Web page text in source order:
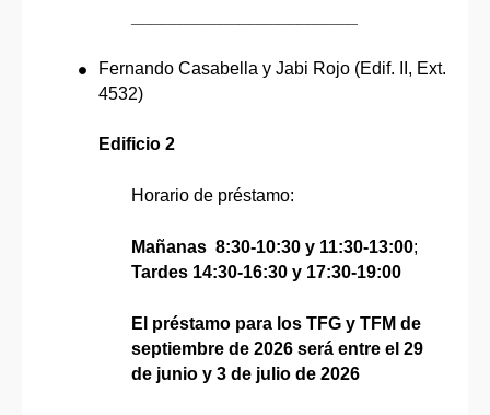
Fernando Casabella y Jabi Rojo (Edif. II, Ext.
4532)
Edificio 2
Horario de préstamo:
Mañanas 8:30-10:30 y 11:30-13:00;
Tardes 14:30-16:30 y 17:30-19:00
El préstamo para los TFG y TFM de
septiembre de 2026 será entre el 29
de junio y 3 de julio de 2026